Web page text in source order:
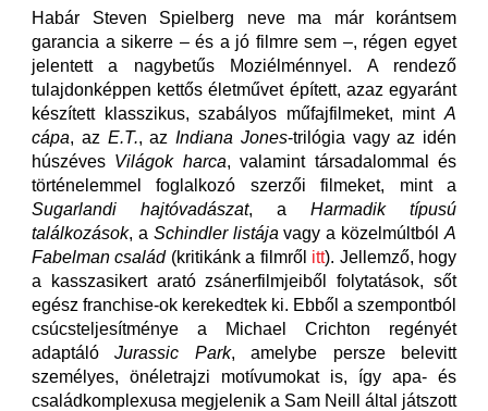
Habár Steven Spielberg neve ma már korántsem
garancia a sikerre – és a jó filmre sem –, régen egyet
jelentett a nagybetűs Moziélménnyel. A rendező
tulajdonképpen kettős életművet épített, azaz egyaránt
készített klasszikus, szabályos műfajfilmeket, mint A
cápa, az E.T., az Indiana Jones-trilógia vagy az idén
húszéves Világok harca, valamint társadalommal és
történelemmel foglalkozó szerzői filmeket, mint a
Sugarlandi hajtóvadászat, a Harmadik típusú
találkozások, a Schindler listája vagy a közelmúltbólA
Fabelman család (kritikánk a filmről itt). Jellemző, hogy
a kasszasikert arató zsánerfilmjeiből folytatások, sőt
egész franchise-ok kerekedtek ki. Ebből a szempontból
csúcsteljesítménye a Michael Crichton regényét
adaptálóJurassic Park, amelybe persze belevitt
személyes, önéletrajzi motívumokat is, így apa- és
családkomplexusa megjelenik a Sam Neill által játszott